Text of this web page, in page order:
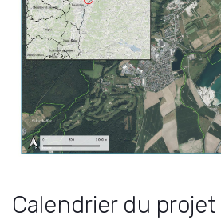
Calendrier du projet